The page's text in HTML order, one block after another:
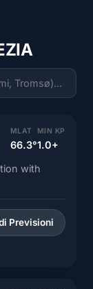
MLAT
66.3°
MIN KP
1.0+
with
Previsioni